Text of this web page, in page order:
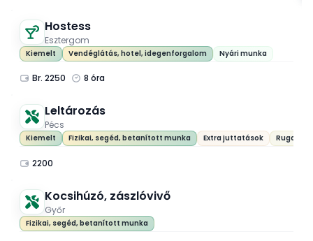
Hostess
Esztergom
Kiemelt Vendéglátás, hotel, idegenforgalom Nyári munka
Br. 2250 8 óra
Leltározás
Pécs
Kiemelt Fizikai, segéd, betanított munka Extra juttatások
2200
Kocsihúzó, zászlóvivő
Győr
Fizikai, segéd, betanított munka